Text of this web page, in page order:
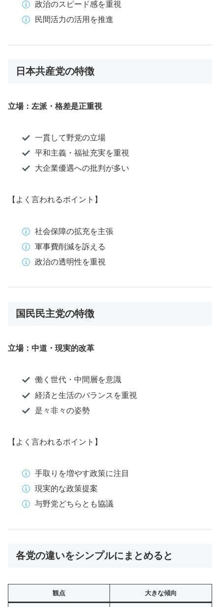
政治のスピード感を重視
民間活力の活用を推進
日本共産党の特徴
立場：左派・格差是正重視
一貫して野党の立場
平和主義・福祉充実を重視
大企業優遇への批判が多い
【よく言われるポイント】
社会保障の拡充を主張
軍事費削減を訴える
政治の透明性を重視
国民民主党の特徴
立場：中道・現実的改革
働く世代・中間層を意識
経済と生活のバランスを重視
是々非々の姿勢
【よく言われるポイント】
手取りを増やす政策に注目
現実的な政策提案
与野党どちらとも協議
各党の違いをシンプルにまとめると
観点 大きな傾向